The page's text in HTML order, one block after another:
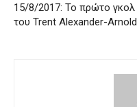
15/8/2017: Το πρώτο γκολ
του Trent Alexander-Arnold